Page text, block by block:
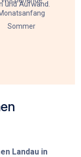
und Aufwand.
Sommer
Landau in